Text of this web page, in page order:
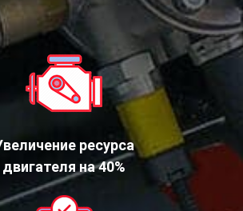
ресурса
двигателя на 40%